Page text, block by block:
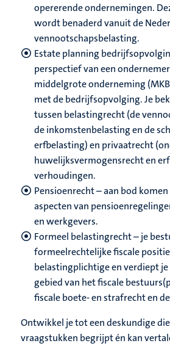
opererende ondernemingen.
wordt benaderd vanuit de
vennootschapsbelasting.
Estate planning
perspectief van een
middelgrote onderneming
met de bedrijfsopvolging. Je
tussen belastingrecht (de
de inkomstenbelasting en de
erfbelasting) en privaatrecht
huwelijksvermogensrecht en
verhoudingen.
Pensioenrecht – aan bod
aspecten van
en werkgevers.
Formeel belastingrecht – je
formeelrechtelijke fiscale
belastingplichtige en verdiept
gebied van het fiscale
fiscale boete- en strafrecht en
Ontwikkel je tot een deskundige
vraagstukken begrijpt én kan